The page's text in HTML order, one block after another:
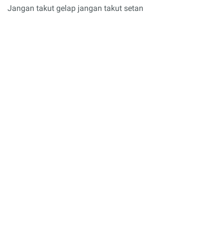
Jangan takut gelap jangan takut setan